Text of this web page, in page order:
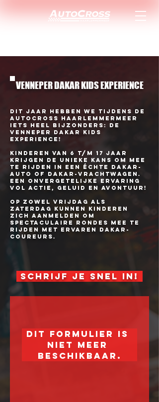
VENNEPER DAKAR KIDS EXPERIENCE
Dit jaar hebben we tijdens de
Autocross Haarlemmermeer
iets heel bijzonders: de
Venneper Dakar Kids
Experience!
Kinderen van 6 t/m 17 jaar
krijgen de unieke kans om mee
te rijden in een échte Dakar-
auto of Dakar-vrachtwagen.
Een onvergetelijke ervaring
vol actie, geluid en avontuur!
Op zowel vrijdag als
zaterdag kunnen kinderen
zich aanmelden om
spectaculaire rondes mee te
rijden met ervaren Dakar-
coureurs.
SCHRIJF JE SNEL IN!
Dit formulier is
niet meer
beschikbaar.